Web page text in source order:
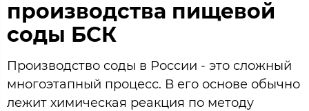
производства пищевой
соды БСК
Производство соды в России - это сложный
многоэтапный процесс. В его основе обычно
лежит химическая реакция по методу